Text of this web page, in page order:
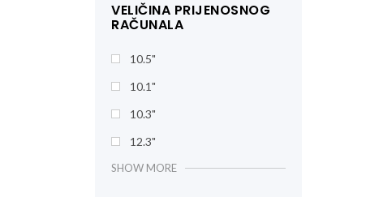
VELIČINA PRIJENOSNOG
RAČUNALA
10.5"
10.1"
10.3"
12.3"
SHOW MORE